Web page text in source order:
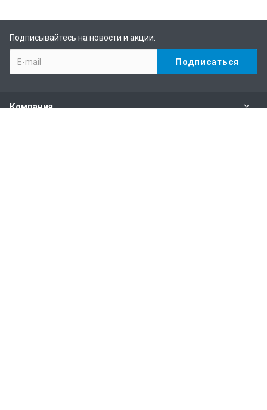
Подписывайтесь на новости и акции:
Компания